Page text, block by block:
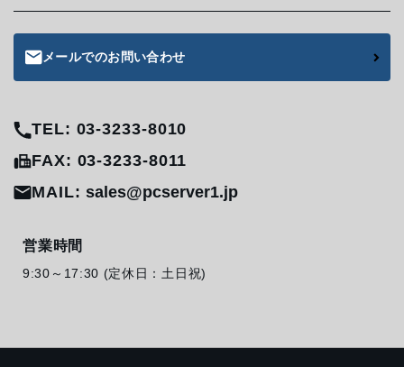
メールでのお問い合わせ
TEL: 03-3233-8010
FAX: 03-3233-8011
MAIL:sales@pcserver1.jp
営業時間
9:30～17:30 (定休日：土日祝)